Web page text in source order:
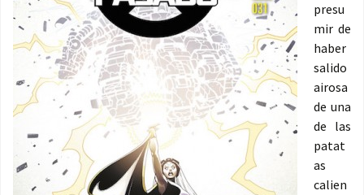
presu
mir de
haber
salido
airosa
de una
de las
patat
as
calien